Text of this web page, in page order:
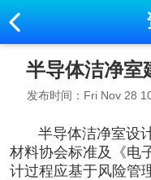
半导体洁净室
发布时间：Fri Nov 28
半导体洁净室设计
材料协会标准及《电
计过程应基于风险管